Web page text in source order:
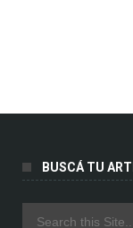
BUSCÁ TU